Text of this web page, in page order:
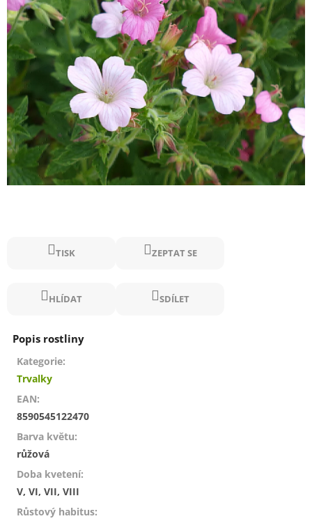
TISK ZEPTAT SE
HLÍDAT SDÍLET
Kategorie:
Trvalky
EAN:
8590545122470
Barva květu:
růžová
Doba kvetení:
V, VI, VII, VIII
Růstový habitus: